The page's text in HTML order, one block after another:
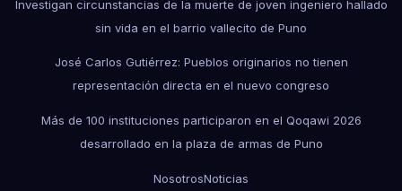
Investigan circunstancias de la muerte de joven ingeniero hallado
sin vida en el barrio vallecito de Puno
José Carlos Gutiérrez: Pueblos originarios no tienen
representación directa en el nuevo congreso
Más de 100 instituciones participaron en el Qoqawi 2026
desarrollado en la plaza de armas de Puno
NosotrosNoticias